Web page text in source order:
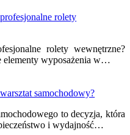
rolety
rolety wewnętrzne?
elementy wyposażenia w…
samochodowy?
to decyzja, która
i wydajność…